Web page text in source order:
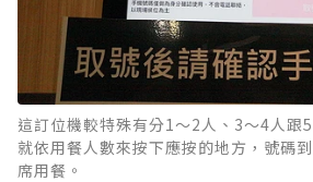
這訂位機較特殊有分1～2人、3～4人跟
就依用餐人數來按下應按的地方，號碼
席用餐。